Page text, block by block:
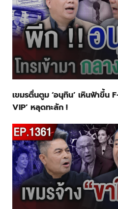
เขมรตื่นตูม ‘อนุทิน’ เหินฟ้าขึ้น
VIP’ หลุดทะลัก !